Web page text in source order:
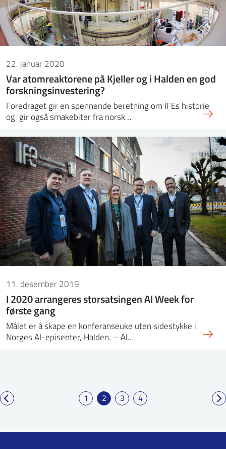
22. januar 2020
Var atomreaktorene på Kjeller og i Halden en god
forskningsinvestering?
Foredraget gir en spennende beretning om IFEs historie
og gir også smakebiter fra norsk…
11. desember 2019
I 2020 arrangeres storsatsingen AI Week for
første gang
Målet er å skape en konferanseuke uten sidestykke i
Norges AI-episenter, Halden. – AI…
1 2 3 4